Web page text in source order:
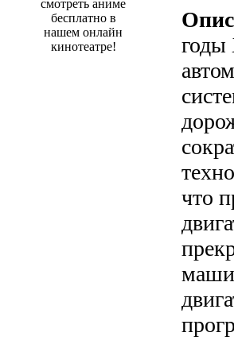
смотреть аниме
бесплатно в
нашем онлайн
кинотеатре!
годы
что